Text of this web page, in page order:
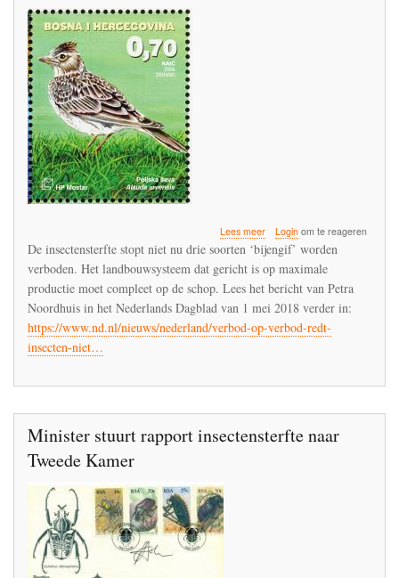
Lees meerover
Insectensterfte
stopt
niet
het
moet
Loginom te reageren
De insectensterfte stopt niet nu drie soorten ‘bijengif’ worden
verboden. Het landbouwsysteem dat gericht is op maximale
productie moet compleet op de schop. Lees het bericht van Petra
Noordhuis in het Nederlands Dagblad van 1 mei 2018 verder in:
https://www.nd.nl/nieuws/nederland/verbod-op-verbod-redt-
insecten-niet…
Minister stuurt rapport insectensterfte naar
Tweede Kamer